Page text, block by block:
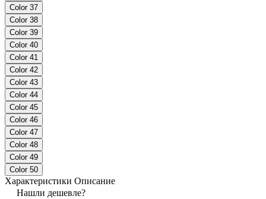
Color 37
Color 38
Color 39
Color 40
Color 41
Color 42
Color 43
Color 44
Color 45
Color 46
Color 47
Color 48
Color 49
Color 50
Характеристики Описание
Нашли дешевле?